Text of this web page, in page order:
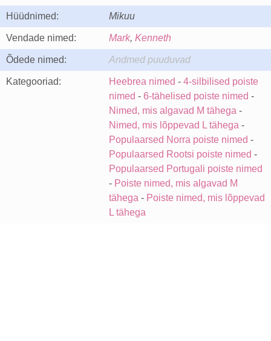
Hüüdnimed: Mikuu
Vendade nimed: Mark, Kenneth
Õdede nimed: Andmed puuduvad
Kategooriad: Heebrea nimed - 4-silbilised poiste
nimed - 6-tähelised poiste nimed -
Nimed, mis algavad M tähega -
Nimed, mis lõppevad L tähega -
Populaarsed Norra poiste nimed -
Populaarsed Rootsi poiste nimed -
Populaarsed Portugali poiste nimed
- Poiste nimed, mis algavad M
tähega - Poiste nimed, mis lõppevad
L tähega